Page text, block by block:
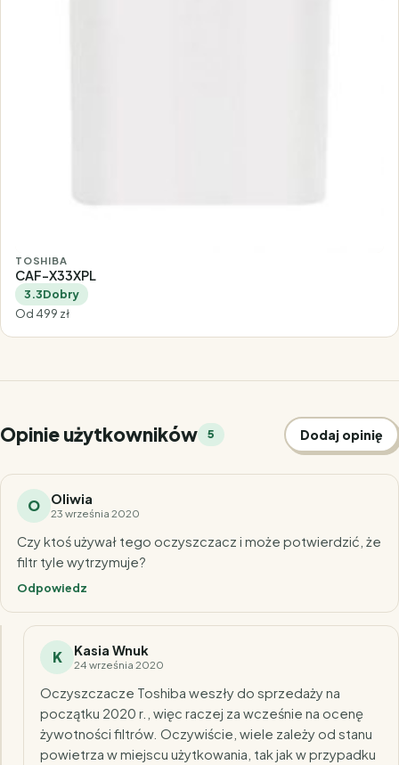
TOSHIBA
CAF-X33XPL
3.3Dobry
Od 499 zł
Opinie użytkowników 5 Dodaj opinię
O Oliwia
23 września 2020
Czy ktoś używał tego oczyszczacz i może potwierdzić, że
filtr tyle wytrzymuje?
Odpowiedz
K Kasia Wnuk
24 września 2020
Oczyszczacze Toshiba weszły do sprzedaży na
początku 2020 r., więc raczej za wcześnie na ocenę
żywotności filtrów. Oczywiście, wiele zależy od stanu
powietrza w miejscu użytkowania, tak jak w przypadku